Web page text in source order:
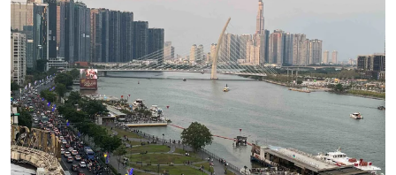
Flug mit Vietnam Airlines von Frankfurt/M nach
Ho-Chi-Minh-City, Abflug 13:05 Uhr
2. Tag(Ho-Chi-Minh-City/ ehemals Saigon)
Ankunft in Ho Chi Minh City frühmorgens